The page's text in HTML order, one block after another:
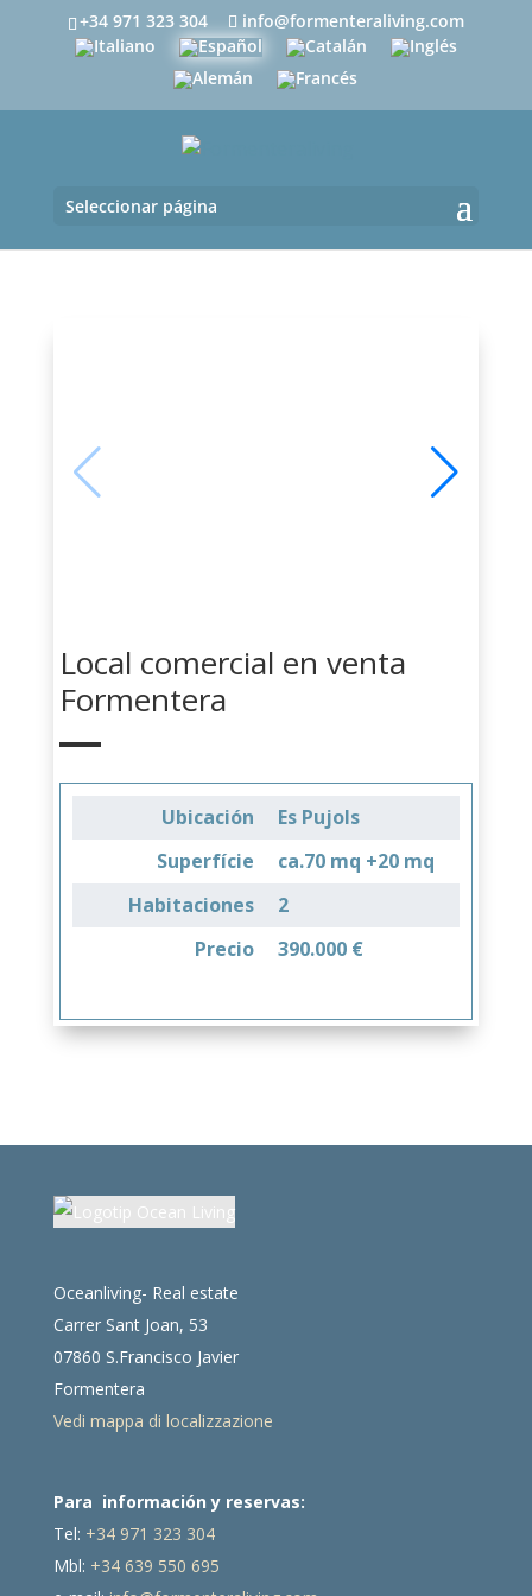
+34 971 323 304 info@formenteraliving.com
Seleccionar página
Local comercial en venta
Formentera
Ubicación
Es Pujols
Superfície
ca.70 mq +20 mq
Habitaciones
2
Precio
390.000 €
Oceanliving- Real estate
Carrer Sant Joan, 53
07860 S.Francisco Javier
Formentera
Vedi mappa di localizzazione
Para información y reservas:
Tel: +34 971 323 304
Mbl: +34 639 550 695